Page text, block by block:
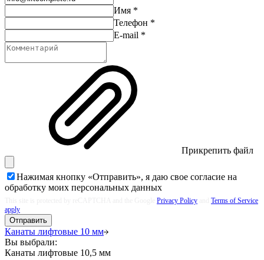
Имя *
Телефон *
E-mail *
Прикрепить файл
Нажимая кнопку «Отправить», я даю свое согласие на
обработку моих персональных данных
Privacy Policy
Terms of Service
apply
Отправить
Канаты лифтовые 10 мм
Вы выбрали:
Канаты лифтовые 10,5 мм